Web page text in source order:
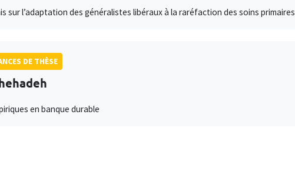
sur l’adaptation des généralistes libéraux à la raréfaction des soins primaires
DE THÈSE
en banque durable